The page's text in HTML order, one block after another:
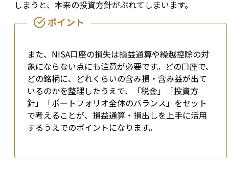
しまうと、本来の投資方針がぶれてしまいます。
また、NISA口座の損失は損益通算や繰越控除の対
象にならない点にも注意が必要です。どの口座で、
どの銘柄に、どれくらいの含み損・含み益が出て
いるのかを整理したうえで、「税金」「投資方
針」「ポートフォリオ全体のバランス」をセット
で考えることが、損益通算・損出しを上手に活用
するうえでのポイントになります。